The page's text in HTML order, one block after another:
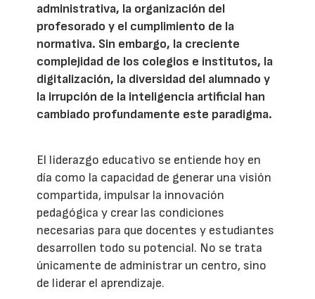
administrativa, la organización del
profesorado y el cumplimiento de la
normativa. Sin embargo, la creciente
complejidad de los colegios e institutos, la
digitalización, la diversidad del alumnado y
la irrupción de la inteligencia artificial han
cambiado profundamente este paradigma.
El liderazgo educativo se entiende hoy en
día como la capacidad de generar una visión
compartida, impulsar la innovación
pedagógica y crear las condiciones
necesarias para que docentes y estudiantes
desarrollen todo su potencial. No se trata
únicamente de administrar un centro, sino
de liderar el aprendizaje.